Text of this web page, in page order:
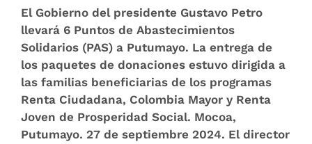
El Gobierno del presidente Gustavo Petro
llevará 6 Puntos de Abastecimientos
Solidarios (PAS) a Putumayo. La entrega de
los paquetes de donaciones estuvo dirigida a
las familias beneficiarias de los programas
Renta Ciudadana, Colombia Mayor y Renta
Joven de Prosperidad Social. Mocoa,
Putumayo. 27 de septiembre 2024. El director